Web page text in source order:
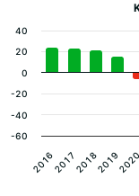
2016 2018
2017 2019
-60
-40
-20
0
20
40